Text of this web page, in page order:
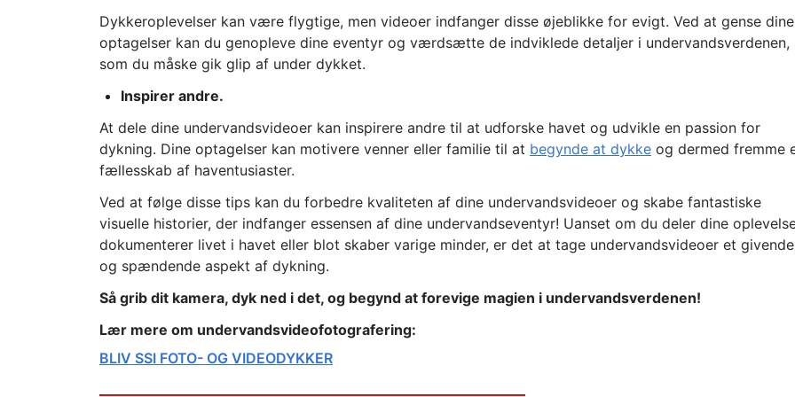
Dykkeroplevelser kan være flygtige, men videoer indfanger disse øjeblikke for evigt. Ved at gense dine
optagelser kan du genopleve dine eventyr og værdsætte de indviklede detaljer i undervandsverdenen,
som du måske gik glip af under dykket.
Inspirer andre.
At dele dine undervandsvideoer kan inspirere andre til at udforske havet og udvikle en passion for
dykning. Dine optagelser kan motivere venner eller familie til at begynde at dykkeog dermed fremme
fællesskab af haventusiaster.
Ved at følge disse tips kan du forbedre kvaliteten af dine undervandsvideoer og skabe fantastiske
visuelle historier, der indfanger essensen af dine undervandseventyr! Uanset om du deler dine
dokumenterer livet i havet eller blot skaber varige minder, er det at tage undervandsvideoer et givende
og spændende aspekt af dykning.
Så grib dit kamera, dyk ned i det, og begynd at forevige magien i undervandsverdenen!
Lær mere om undervandsvideofotografering:
BLIV SSI FOTO- OG VIDEODYKKER